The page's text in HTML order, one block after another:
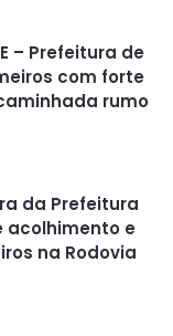
– Prefeitura de
com forte
rumo
da Prefeitura
acolhimento e
na Rodovia